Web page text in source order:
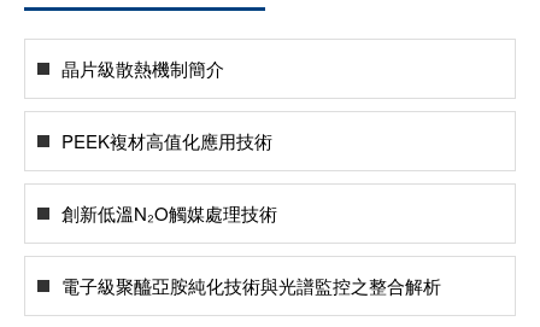
晶片級散熱機制簡介
PEEK複材高值化應用技術
創新低溫N₂O觸媒處理技術
電子級聚醯亞胺純化技術與光譜監控之整合解析